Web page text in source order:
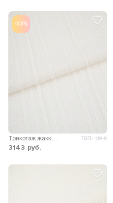
-33%
ТВП-139-6
3143 руб.